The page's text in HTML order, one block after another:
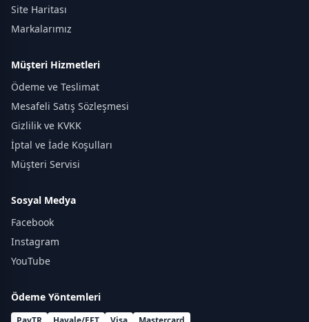
Site Haritası
Markalarımız
Müşteri Hizmetleri
Ödeme ve Teslimat
Mesafeli Satış Sözleşmesi
Gizlilik ve KVKK
İptal ve İade Koşulları
Müşteri Servisi
Sosyal Medya
Facebook
Instagram
YouTube
Ödeme Yöntemleri